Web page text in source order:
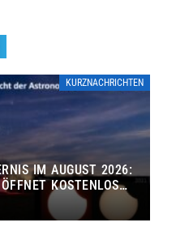
KURZNACHRICHTEN
IM AUGUST 2026:
KOSTENLOS